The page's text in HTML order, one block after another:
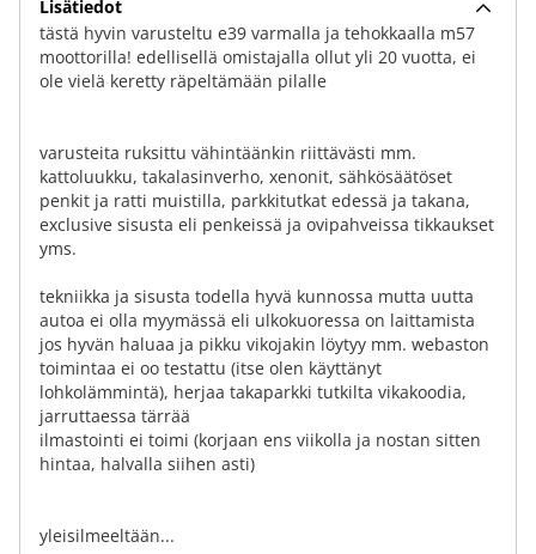
Lisätiedot
tästä hyvin varusteltu e39 varmalla ja tehokkaalla m57
moottorilla! edellisellä omistajalla ollut yli 20 vuotta, ei
ole vielä keretty räpeltämään pilalle
varusteita ruksittu vähintäänkin riittävästi mm.
kattoluukku, takalasinverho, xenonit, sähkösäätöset
penkit ja ratti muistilla, parkkitutkat edessä ja takana,
exclusive sisusta eli penkeissä ja ovipahveissa tikkaukset
yms.
tekniikka ja sisusta todella hyvä kunnossa mutta uutta
autoa ei olla myymässä eli ulkokuoressa on laittamista
jos hyvän haluaa ja pikku vikojakin löytyy mm. webaston
toimintaa ei oo testattu (itse olen käyttänyt
lohkolämmintä), herjaa takaparkki tutkilta vikakoodia,
jarruttaessa tärrää
ilmastointi ei toimi (korjaan ens viikolla ja nostan sitten
hintaa, halvalla siihen asti)
yleisilmeeltään...